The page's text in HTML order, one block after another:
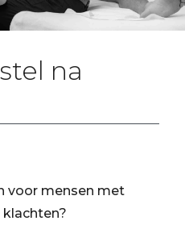
na
voor mensen met
klachten?